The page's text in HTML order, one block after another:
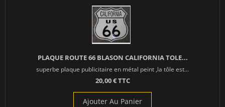
PLAQUE ROUTE 66 BLASON CALIFORNIA TOLE...
superbe plaque publicitaire en métal peint ,la tôle est...
20,00 € TTC
Ajouter Au Panier